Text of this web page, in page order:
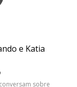
e Katia
sobre